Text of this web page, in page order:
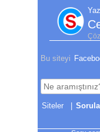
Bu siteyi
|